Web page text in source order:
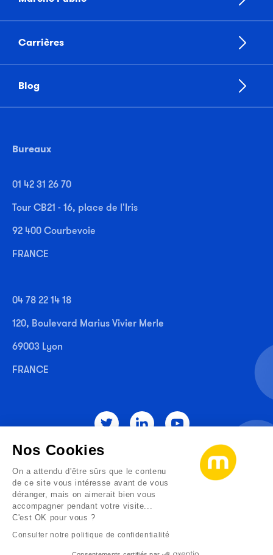
Carrières
Blog
Bureaux
01 42 31 26 70
Tour CB21 - 16, place de l'Iris
92 400 Courbevoie
FRANCE
04 78 22 14 18
120, Boulevard Marius Vivier Merle
69003 Lyon
FRANCE
Politique de confidentialité
Politique des cookies
Nos Cookies
On a attendu d'être sûrs que le contenu
de ce site vous intéresse avant de vous
déranger, mais on aimerait bien vous
accompagner pendant votre visite...
C'est OK pour vous ?
Consulter notre politique de confidentialité